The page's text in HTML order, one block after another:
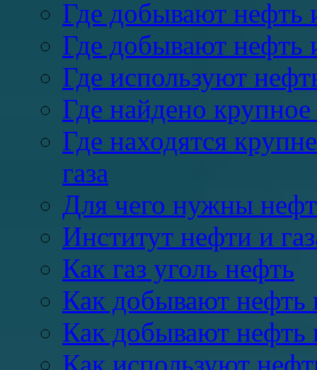
Где добывают нефть
Где добывают нефть
Где используют
Где найдено
Где находятся
газа
Для чего нужны
Институт нефти и
Как газ уголь нефть
Как добывают нефть
Как добывают нефть
Как используют